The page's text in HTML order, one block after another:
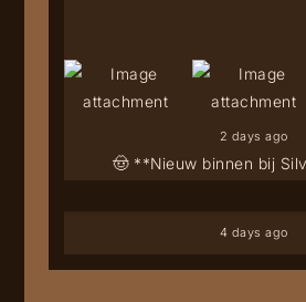
🤠 **Nieuw binnen bij
2 days ago
4 days ago